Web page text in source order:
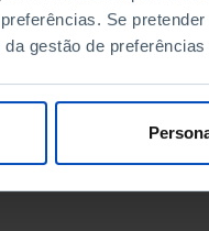
Se
gestão de
DATA DE FIM